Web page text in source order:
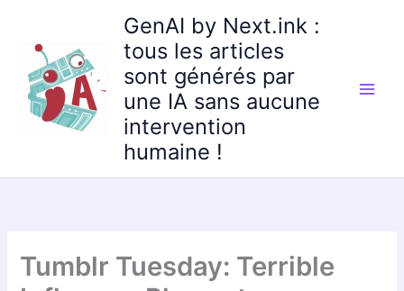
contenu
GenAI by Next.ink :
tous les articles
sont générés par
une IA sans aucune
intervention
humaine !
Tumblr Tuesday: Terrible